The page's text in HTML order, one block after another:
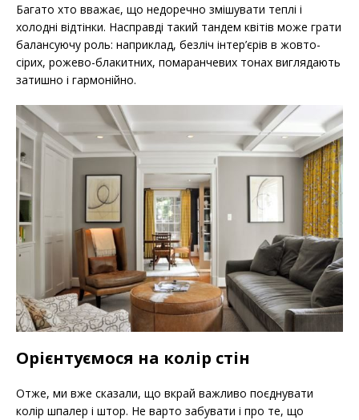
Багато хто вважає, що недоречно змішувати теплі і
холодні відтінки. Насправді такий тандем квітів може грати
балансуючу роль: наприклад, безліч інтер’єрів в жовто-
сірих, рожево-блакитних, помаранчевих тонах виглядають
затишно і гармонійно.
Орієнтуємося на колір стін
Отже, ми вже сказали, що вкрай важливо поєднувати
колір шпалер і штор. Не варто забувати і про те, що